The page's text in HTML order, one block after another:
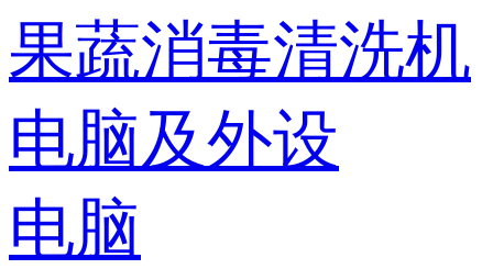
果蔬消毒清洗机
电脑及外设
电脑